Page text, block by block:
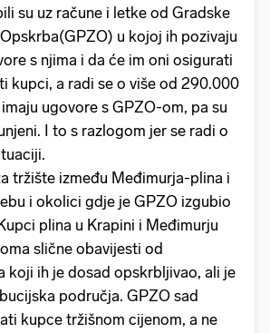
su uz račune i letke od Gradske
u kojoj ih pozivaju
s njima i da će im oni osigurati
kupci, a radi se o više od 290.000
ugovore s GPZO-om, pa su
I to s razlogom jer se radi o
tržište između Međimurja-plina i
i okolici gdje je GPZO izgubio
plina u Krapini i Međimurju
slične obavijesti od
koji ih je dosad opskrbljivao, ali je
područja. GPZO sad
kupce tržišnom cijenom, a ne